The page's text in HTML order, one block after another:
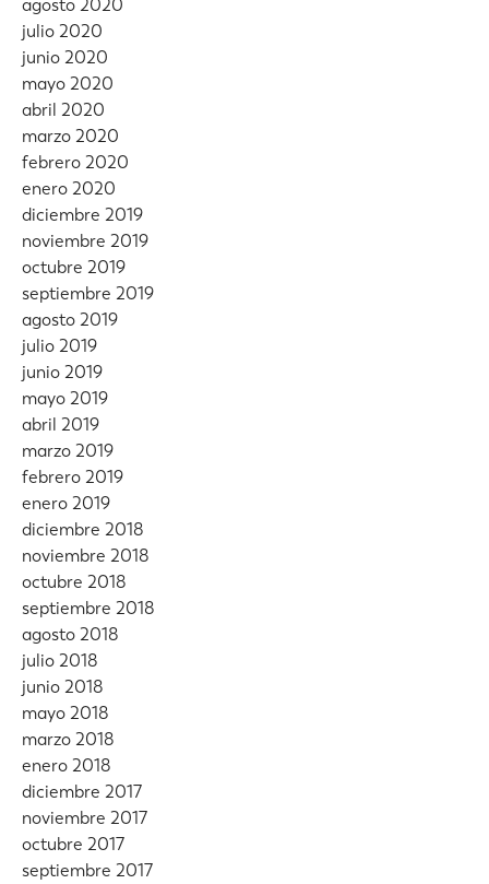
agosto 2020
julio 2020
junio 2020
mayo 2020
abril 2020
marzo 2020
febrero 2020
enero 2020
diciembre 2019
noviembre 2019
octubre 2019
septiembre 2019
agosto 2019
julio 2019
junio 2019
mayo 2019
abril 2019
marzo 2019
febrero 2019
enero 2019
diciembre 2018
noviembre 2018
octubre 2018
septiembre 2018
agosto 2018
julio 2018
junio 2018
mayo 2018
marzo 2018
enero 2018
diciembre 2017
noviembre 2017
octubre 2017
septiembre 2017